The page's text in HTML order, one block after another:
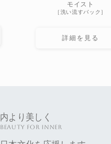
モイスト
［洗い流すパック］
詳細を見る
内より美しく
BEAUTY FOR INNER